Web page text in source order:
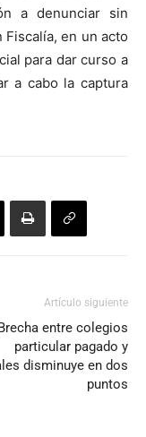
a denunciar sin
en un acto
para dar curso a
a cabo la captura
Artículo siguiente
entre colegios
particular pagado y
disminuye en dos
puntos